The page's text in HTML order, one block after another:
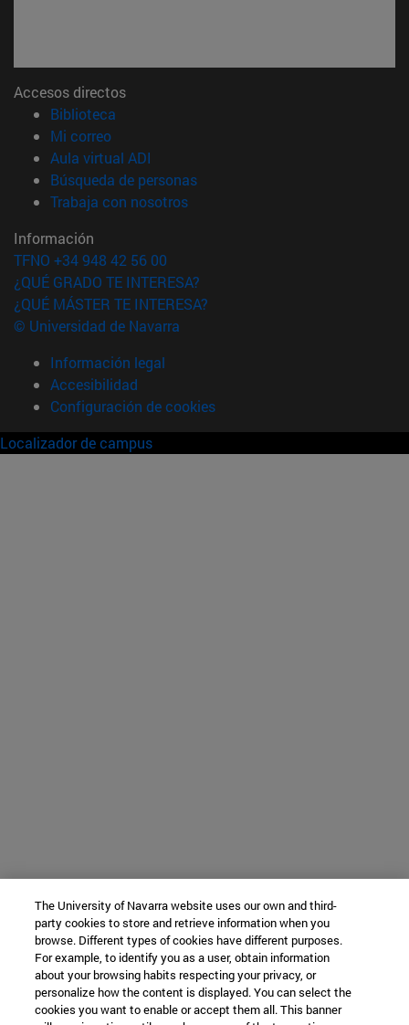
Accesos directos
Biblioteca
Mi correo(abre en nueva ventana)
Aula virtual ADI
Búsqueda de personas(abre en nueva ventana)
Trabaja con nosotros(abre en nueva ventana)
Información
TFNO +34 948 42 56 00
¿QUÉ GRADO TE INTERESA?
¿QUÉ MÁSTER TE INTERESA?
© Universidad de Navarra
Información legal
Accesibilidad
Configuración de cookies
Localizador de campus
The University of Navarra website uses our own and third-
party cookies to store and retrieve information when you
browse. Different types of cookies have different purposes.
For example, to identify you as a user, obtain information
about your browsing habits respecting your privacy, or
personalize how the content is displayed. You can select the
cookies you want to enable or accept them all. This banner